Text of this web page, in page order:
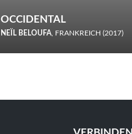
OCCIDENTAL
NEÏL BELOUFA, FRANKREICH (2017)